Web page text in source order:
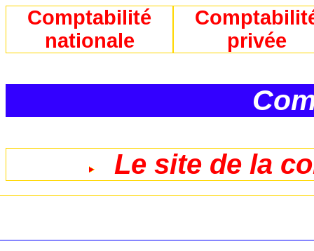
Comptabilité
nationale
privée
Le site de la